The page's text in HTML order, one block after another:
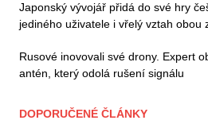
Japonský vývojář přidá do své hry
jediného uživatele i vřelý vztah obou
Rusové inovovali své drony. Expert
antén, který odolá rušení signálu
DOPORUČENÉ ČLÁNKY